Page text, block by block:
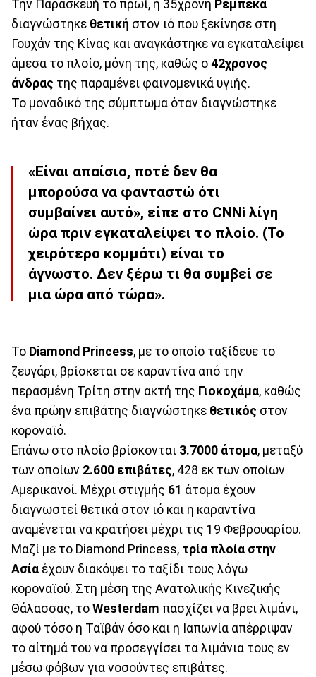
Την Παρασκευή το πρωί, η 35χρονη Ρεμπέκα
διαγνώστηκε θετική στον ιό που ξεκίνησε στη
Γουχάν της Κίνας και αναγκάστηκε να εγκαταλείψει
άμεσα το πλοίο, μόνη της, καθώς ο 42χρονος
άνδρας της παραμένει φαινομενικά υγιής.
Το μοναδικό της σύμπτωμα όταν διαγνώστηκε
ήταν ένας βήχας.
«Είναι απαίσιο, ποτέ δεν θα
μπορούσα να φανταστώ ότι
συμβαίνει αυτό», είπε στο CNNi λίγη
ώρα πριν εγκαταλείψει το πλοίο. (Το
χειρότερο κομμάτι) είναι το
άγνωστο. Δεν ξέρω τι θα συμβεί σε
μια ώρα από τώρα».
Το Diamond Princess, με το οποίο ταξίδευε το
ζευγάρι, βρίσκεται σε καραντίνα από την
περασμένη Τρίτη στην ακτή της Γιοκοχάμα, καθώς
ένα πρώην επιβάτης διαγνώστηκε θετικός στον
κοροναϊό.
Επάνω στο πλοίο βρίσκονται 3.7000 άτομα, μεταξύ
των οποίων 2.600 επιβάτες, 428 εκ των οποίων
Αμερικανοί. Μέχρι στιγμής 61 άτομα έχουν
διαγνωστεί θετικά στον ιό και η καραντίνα
αναμένεται να κρατήσει μέχρι τις 19 Φεβρουαρίου.
Μαζί με το Diamond Princess, τρία πλοία στην
Ασία έχουν διακόψει το ταξίδι τους λόγω
κοροναϊού. Στη μέση της Ανατολικής Κινεζικής
Θάλασσας, το Westerdam πασχίζει να βρει λιμάνι,
αφού τόσο η Ταϊβάν όσο και η Ιαπωνία απέρριψαν
το αίτημά του να προσεγγίσει τα λιμάνια τους εν
μέσω φόβων για νοσούντες επιβάτες.